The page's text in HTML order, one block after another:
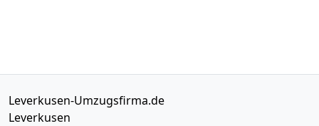
Leverkusen-Umzugsfirma.de
Leverkusen